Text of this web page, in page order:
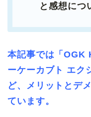
と感想につ
本記事では「OGK
ーケーカブト エク
ど、メリットとデ
ています。